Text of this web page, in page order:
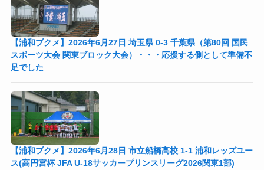
【浦和ブクメ】2026年6月27日 埼玉県 0-3 千葉県（第80回 国民
スポーツ大会 関東ブロック大会）・・・応援する側として準備不
足でした
【浦和ブクメ】2026年6月28日 市立船橋高校 1-1 浦和レッズユー
ス(高円宮杯 JFA U-18サッカープリンスリーグ2026関東1部)